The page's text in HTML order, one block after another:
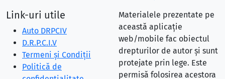
Link-uri utile
Auto DRPCIV
D.R.P.C.I.V
Termeni și Condiții
Politică de
Materialele prezentate pe
această aplicație
web/mobile fac obiectul
drepturilor de autor și sunt
protejate prin lege. Este
permisă folosirea acestora